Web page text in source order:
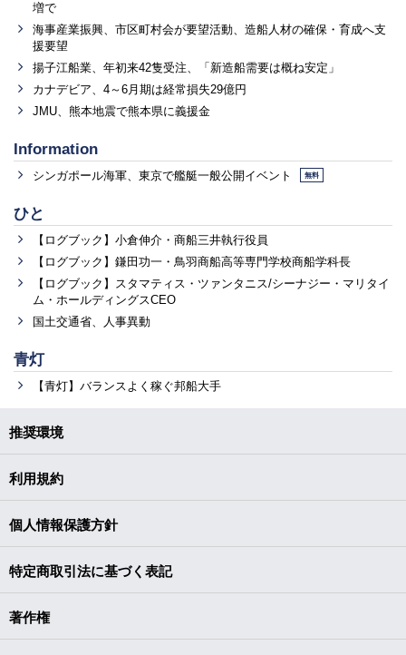
増で
海事産業振興、市区町村会が要望活動、造船人材の確保・育成へ支
援要望
揚子江船業、年初来42隻受注、「新造船需要は概ね安定」
カナデビア、4～6月期は経常損失29億円
JMU、熊本地震で熊本県に義援金
Information
シンガポール海軍、東京で艦艇一般公開イベント 無料
ひと
【ログブック】小倉伸介・商船三井執行役員
【ログブック】鎌田功一・鳥羽商船高等専門学校商船学科長
【ログブック】スタマティス・ツァンタニス/シーナジー・マリタイ
ム・ホールディングスCEO
国土交通省、人事異動
青灯
【青灯】バランスよく稼ぐ邦船大手
推奨環境
利用規約
個人情報保護方針
特定商取引法に基づく表記
著作権